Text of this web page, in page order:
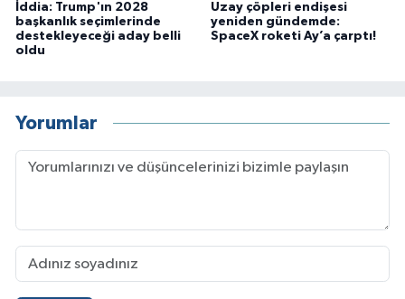
İddia: Trump'ın 2028
başkanlık seçimlerinde
destekleyeceği aday belli
oldu
Uzay çöpleri endişesi
yeniden gündemde:
SpaceX roketi Ay’a çarptı!
Yorumlar